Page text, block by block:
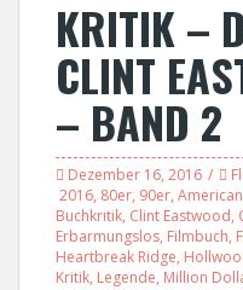
KRITIK –
CLINT
– BAND 2
Dezember 16, 2016
2016, 80er, 90er,
Buchkritik, Clint Eastwood,
Erbarmungslos, Filmbuch,
Heartbreak Ridge,
Kritik, Legende, Million